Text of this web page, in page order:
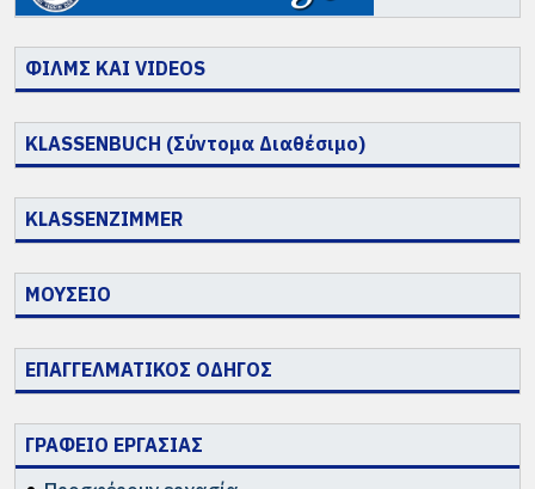
ΦΙΛΜΣ ΚΑΙ VIDEOS
KLASSENBUCH (Σύντομα Διαθέσιμο)
KLASSENZIMMER
ΜΟΥΣΕΙΟ
ΕΠΑΓΓΕΛΜΑΤΙΚΟΣ ΟΔΗΓΟΣ
ΓΡΑΦΕΙΟ ΕΡΓΑΣΙΑΣ